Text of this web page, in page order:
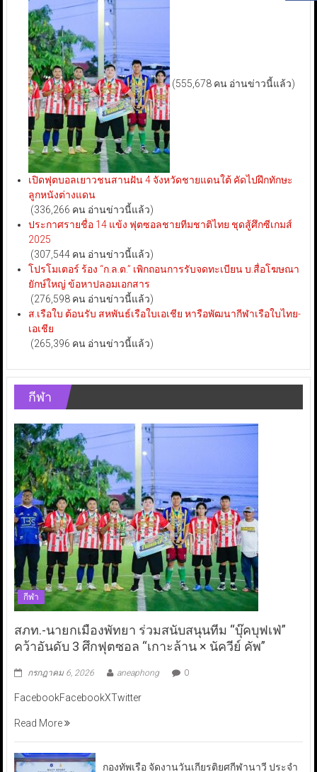
(555,678 คน อ่านข่าวนี้แล้ว)
เปิดฟุตบอลเยาวชนสานฝัน 4 จังหวัดชายแดนใต้ คัดไปฝึกทักษะ
ลูกหนังต่างแดน
(336,266 คน อ่านข่าวนี้แล้ว)
ประกาศรายชื่อ 14 แข้ง ฟุตซอลชายทีมชาติไทย ชุดสู้ศึกซีเกมส์
2025
(307,544 คน อ่านข่าวนี้แล้ว)
โปรโมเตอร์ ร้อง “ก.ล.ต.” เพิกถอนการรับจดทะเบียน บ.สื่อโฆษณา
ยักษ์ใหญ่ ข้อหาปลอมเอกสาร
(276,598 คน อ่านข่าวนี้แล้ว)
ส.เรือใบ ต้อนรับ สหพันธ์เรือใบเอเชีย หารือพัฒนากีฬาเรือใบไทย-
เอเชีย
(265,396 คน อ่านข่าวนี้แล้ว)
กีฬา
กีฬา
สภท.-นายกเมืองพัทยา ร่วมสนับสนุนทีม “บุ๊คบุฟเฟ่”
คว้าอันดับ 3 ศึกฟุตซอล “เกาะล้าน × นัควีย์ คัพ”
กรกฎาคม 6, 2026 aneaphong 0
FacebookFacebookXTwitter
Read More
กองทัพเรือ จัดงานวันเกียรติยศกีฬานาวี ประจำ